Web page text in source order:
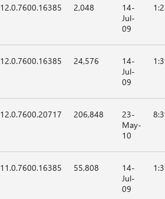
12.0.7600.16385 2,048
14-
Jul-
09
12.0.7600.16385 24,576
14-
Jul-
09
12.0.7600.20717 206,848
23-
May-
10
11.0.7600.16385 55,808
14-
Jul-
09